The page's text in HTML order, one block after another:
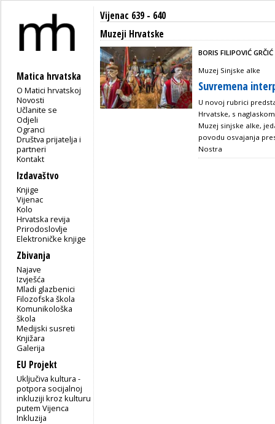
Matica hrvatska
O Matici hrvatskoj
Novosti
Učlanite se
Odjeli
Ogranci
Društva prijatelja i
partneri
Kontakt
Izdavaštvo
Knjige
Vijenac
Kolo
Hrvatska revija
Prirodoslovlje
Elektroničke knjige
Zbivanja
Najave
Izvješća
Mladi glazbenici
Filozofska škola
Komunikološka
škola
Medijski susreti
Knjižara
Galerija
EU Projekt
Uključiva kultura -
potpora socijalnoj
inkluziji kroz kulturu
putem Vijenca
Inkluzija
Vijenac 639 - 640
Muzeji Hrvatske
BORIS FILIPOVIĆ GRČIĆ
Muzej Sinjske alke
Suvremena
U novoj rubrici
Hrvatske, s
Muzej sinjske alke,
povodu osvajanja
Nostra